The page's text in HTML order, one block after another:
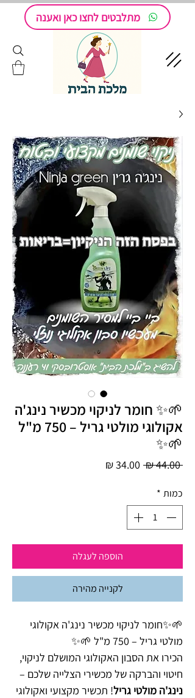
מתלבטים לחצו כאן ואענה
🌱✨ חומר לניקוי מכשיר נינג'ה
אקולוגי מולטי גריל – 750 מ"ל
🌱✨
‏44.00 ‏₪
מחיר
כמות *
הוספה לעגלה
לקנייה מהירה
🌱✨חומר לניקוי מכשיר נינג'ה אקולוגי
מולטי גריל – 750 מ"ל 🌱✨
הכירו את הסבון האקולוגי המושלם לניקוי,
חיטוי והברקה של מכשירי הצלייה שלכם –
נינג'ה מולטי גריל! תכשיר מקצועי ואקולוגי